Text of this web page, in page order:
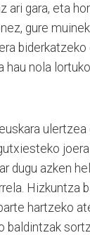
gara, eta
gure
biderkatzeko
nola
dugu azken
Hizkuntza
hartzeko
baldintzak